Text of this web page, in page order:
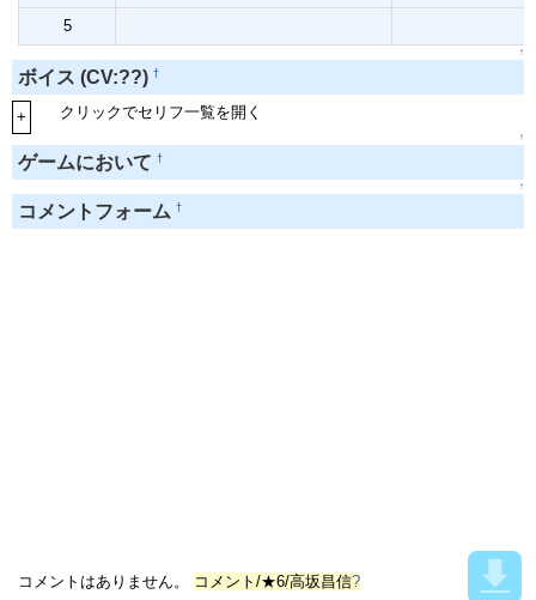
5
↑
ボイス (CV:??) †
+ クリックでセリフ一覧を開く
↑
ゲームにおいて †
↑
コメントフォーム †
コメントはありません。 コメント/★6/高坂昌信?